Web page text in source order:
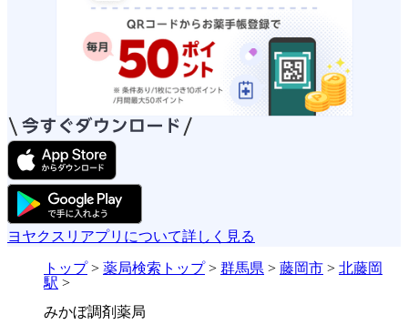
ヨヤクスリアプリについて詳しく見る
トップ> 薬局検索トップ> 群馬県 > 藤岡市 > 北藤岡
駅 >
みかぼ調剤薬局